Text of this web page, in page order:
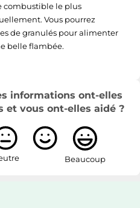
combustible le plus
Vous pourrez
de granulés pour alimenter
belle flambée.
informations ont-elles
et vous ont-elles aidé ?
Beaucoup